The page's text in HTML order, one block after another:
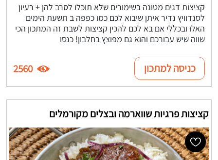
קציצות דגים מטונה בשימורים שלא תוכלו לסרב להן + רעיון
לסנדוויץ נדיר איתן שיבוא לכם כמו כפפה ב תשעת הימים
האלו ובכללי אם בא לכם להכין קציצות לשבת זה המתכון הכי
שווה שיש עבורכם והוא גם מפוצץ בחלבון! כנסו
כניסה למתכון 2560
קציצות פרגיות שווארמה ובצלים מקורמלים